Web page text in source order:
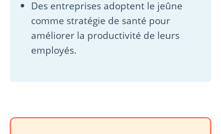
Des entreprises adoptent le jeûne
comme stratégie de santé pour
améliorer la productivité de leurs
employés.